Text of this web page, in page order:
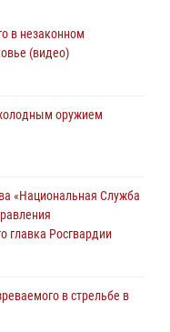
в незаконном
(видео)
оружием
«Национальная Служба
главка Росгвардии
в стрельбе в